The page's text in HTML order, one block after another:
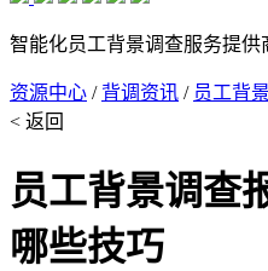
智能化员工背景调查服务提供
资源中心 / 背调资讯 / 员工背
< 返回
员工背景调查
哪些技巧